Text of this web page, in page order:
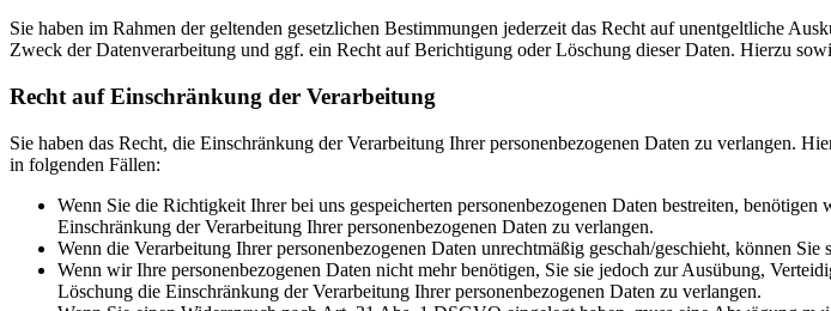
Sie haben im Rahmen der geltenden gesetzlichen Bestimmungen jederzeit das Recht auf unentgeltliche
Zweck der Datenverarbeitung und ggf. ein Recht auf Berichtigung oder Löschung dieser Daten. Hierzu
Recht auf Einschränkung der Verarbeitung
Sie haben das Recht, die Einschränkung der Verarbeitung Ihrer personenbezogenen Daten zu verlangen.
in folgenden Fällen:
Wenn Sie die Richtigkeit Ihrer bei uns gespeicherten personenbezogenen Daten bestreiten,
Einschränkung der Verarbeitung Ihrer personenbezogenen Daten zu verlangen.
Wenn die Verarbeitung Ihrer personenbezogenen Daten unrechtmäßig geschah/geschieht, können
Wenn wir Ihre personenbezogenen Daten nicht mehr benötigen, Sie sie jedoch zur Ausübung,
Löschung die Einschränkung der Verarbeitung Ihrer personenbezogenen Daten zu verlangen.